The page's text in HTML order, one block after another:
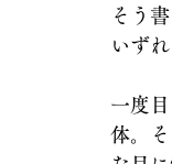
そう
いず
一度
体。